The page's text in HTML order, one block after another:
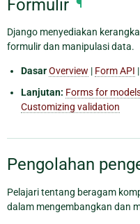
Formulir ¶
Django menyediakan
formulir dan manipulasi data.
DasarOverview | Form API |
Lanjutan: Forms for
Customizing validation
Pengolahan
Pelajari tentang beragam
dalam mengembangkan dan